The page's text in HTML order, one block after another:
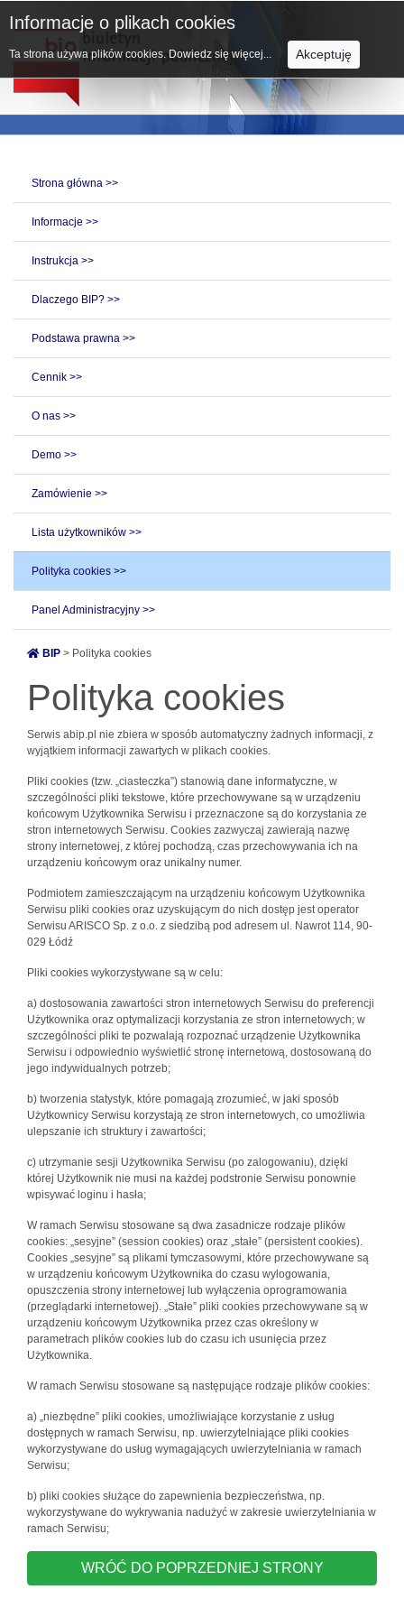
Strona główna >>
Informacje >>
Instrukcja >>
Dlaczego BIP? >>
Podstawa prawna >>
Cennik >>
O nas >>
Demo >>
Zamówienie >>
Lista użytkowników >>
Polityka cookies >>
Panel Administracyjny >>
BIP > Polityka cookies
Polityka cookies
Serwis abip.pl nie zbiera w sposób automatyczny żadnych informacji, z
wyjątkiem informacji zawartych w plikach cookies.
Pliki cookies (tzw. „ciasteczka”) stanowią dane informatyczne, w
szczególności pliki tekstowe, które przechowywane są w urządzeniu
końcowym Użytkownika Serwisu i przeznaczone są do korzystania ze
stron internetowych Serwisu. Cookies zazwyczaj zawierają nazwę
strony internetowej, z której pochodzą, czas przechowywania ich na
urządzeniu końcowym oraz unikalny numer.
Podmiotem zamieszczającym na urządzeniu końcowym Użytkownika
Serwisu pliki cookies oraz uzyskującym do nich dostęp jest operator
Serwisu ARISCO Sp. z o.o. z siedzibą pod adresem ul. Nawrot 114, 90-
029 Łódź
Pliki cookies wykorzystywane są w celu:
a) dostosowania zawartości stron internetowych Serwisu do preferencji
Użytkownika oraz optymalizacji korzystania ze stron internetowych; w
szczególności pliki te pozwalają rozpoznać urządzenie Użytkownika
Serwisu i odpowiednio wyświetlić stronę internetową, dostosowaną do
jego indywidualnych potrzeb;
b) tworzenia statystyk, które pomagają zrozumieć, w jaki sposób
Użytkownicy Serwisu korzystają ze stron internetowych, co umożliwia
ulepszanie ich struktury i zawartości;
c) utrzymanie sesji Użytkownika Serwisu (po zalogowaniu), dzięki
której Użytkownik nie musi na każdej podstronie Serwisu ponownie
wpisywać loginu i hasła;
W ramach Serwisu stosowane są dwa zasadnicze rodzaje plików
cookies: „sesyjne” (session cookies) oraz „stałe” (persistent cookies).
Cookies „sesyjne” są plikami tymczasowymi, które przechowywane są
w urządzeniu końcowym Użytkownika do czasu wylogowania,
opuszczenia strony internetowej lub wyłączenia oprogramowania
(przeglądarki internetowej). „Stałe” pliki cookies przechowywane są w
urządzeniu końcowym Użytkownika przez czas określony w
parametrach plików cookies lub do czasu ich usunięcia przez
Użytkownika.
W ramach Serwisu stosowane są następujące rodzaje plików cookies:
a) „niezbędne” pliki cookies, umożliwiające korzystanie z usług
dostępnych w ramach Serwisu, np. uwierzytelniające pliki cookies
wykorzystywane do usług wymagających uwierzytelniania w ramach
Serwisu;
b) pliki cookies służące do zapewnienia bezpieczeństwa, np.
wykorzystywane do wykrywania nadużyć w zakresie uwierzytelniania w
ramach Serwisu;
WRÓĆ DO POPRZEDNIEJ STRONY
Informacje o plikach cookies
Ta strona używa plików cookies. Dowiedz się więcej... Akceptuję